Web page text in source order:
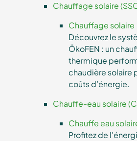
Chauffage solaire
Chauffage solaire
Découvrez le
ÖkoFEN : un
thermique
chaudière solaire
coûts d’énergie.
Chauffe-eau solaire
Chauffe eau
Profitez de